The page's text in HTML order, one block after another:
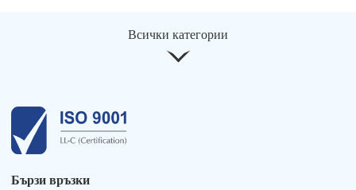
Всички категории
Бързи връзки